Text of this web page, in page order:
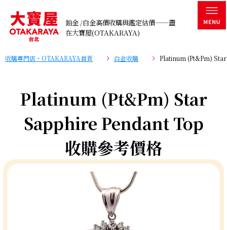
鉑金 /白金高價收購與鑑定估價——盡
在大寶屋(OTAKARAYA)
收購專門店・OTAKARAYA首頁 白金收購 Platinum (Pt&Pm)
Platinum (Pt&Pm) Star
Sapphire Pendant Top
收購參考價格